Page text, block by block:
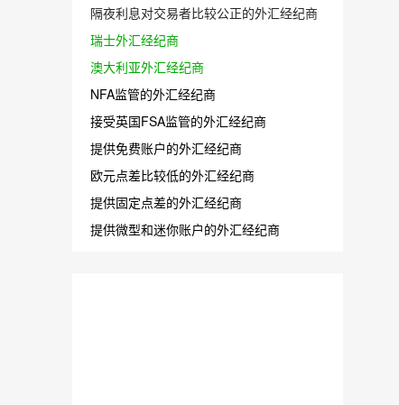
隔夜利息对交易者比较公正的外汇经纪商
瑞士外汇经纪商
澳大利亚外汇经纪商
NFA监管的外汇经纪商
接受英国FSA监管的外汇经纪商
提供免费账户的外汇经纪商
欧元点差比较低的外汇经纪商
提供固定点差的外汇经纪商
提供微型和迷你账户的外汇经纪商